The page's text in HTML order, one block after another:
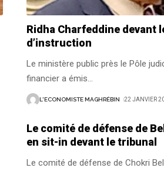
Ridha Charfeddine devant
d’instruction
Le ministère public près le Pôle
financier a émis…
L'ECONOMISTE MAGHRÉBIN 22 JANVIER
Le comité de défense de
en sit-in devant le tribunal
Le comité de défense de Chokri